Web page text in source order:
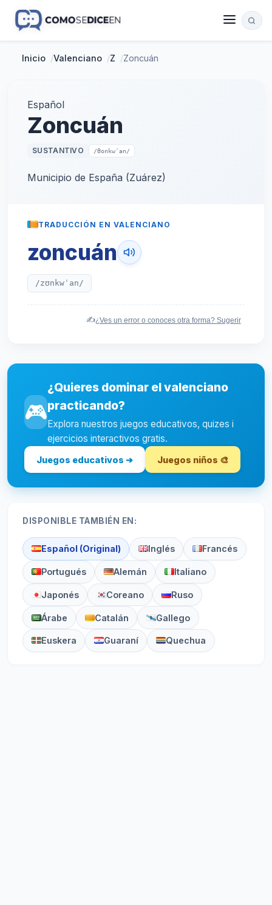
Inicio /Valenciano /Z /Zoncuán
Español
Zoncuán
SUSTANTIVO /θonkwˈan/
Municipio de España (Zuárez)
TRADUCCIÓN EN VALENCIANO
zoncuán
/zʊnkwˈan/
✍️¿Ves un error o conoces otra forma? Sugerir
🎮
¿Quieres dominar el valenciano
practicando?
Explora nuestros juegos educativos, quizes i
ejercicios interactivos gratis.
Juegos educativos ➔ Juegos niños 🎨
DISPONIBLE TAMBIÉN EN:
Español (Original) Inglés Francés
Portugués Alemán Italiano
Japonés Coreano Ruso
Árabe Catalán Gallego
Euskera Guaraní Quechua